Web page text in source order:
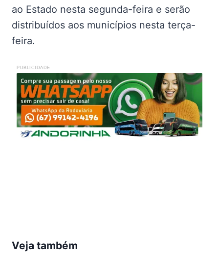
ao Estado nesta segunda-feira e serão
distribuídos aos municípios nesta terça-
feira.
PUBLICIDADE
Veja também